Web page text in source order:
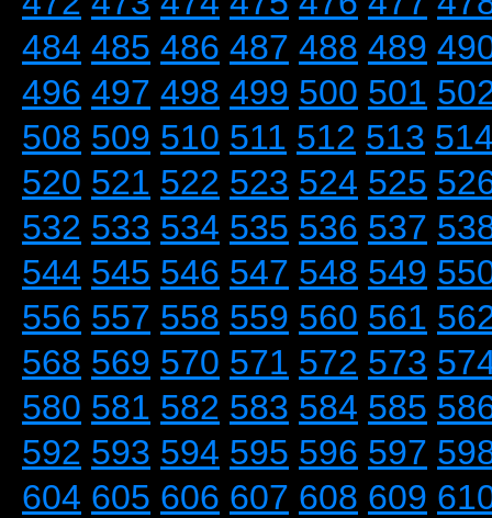
484 485 486 487 488 489
496 497 498 499 500 501
508 509 510 511 512 513
520 521 522 523 524 525
532 533 534 535 536 537
544 545 546 547 548 549
556 557 558 559 560 561
568 569 570 571 572 573
580 581 582 583 584 585
592 593 594 595 596 597
604 605 606 607 608 609